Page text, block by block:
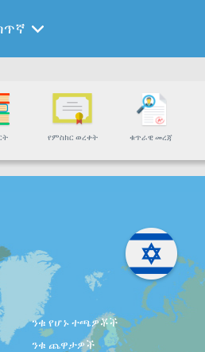
የምስክር ወረቀት ቁጥራዊ መረጃ
ንቁ የሆኑ ተጫዎቾች
ንቁ ጨዋታዎች